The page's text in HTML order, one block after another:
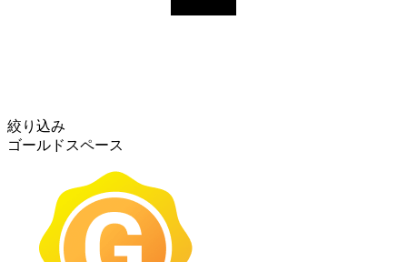
絞り込み
ゴールドスペース